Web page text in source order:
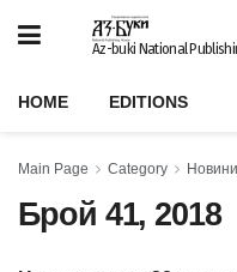
Az-buki National
HOME EDITIONS
Main Page Category Новини
Брой 41, 2018